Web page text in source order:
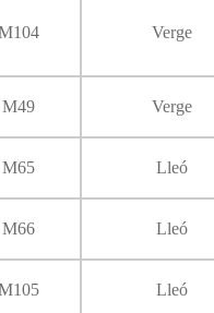
Verge
M49 Verge
M65 Lleó
M66 Lleó
Lleó